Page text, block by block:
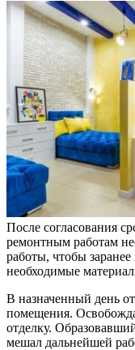
После согласования
ремонтным работам
работы, чтобы заранее
необходимые
В назначенный день
помещения.
отделку.
мешал дальнейшей